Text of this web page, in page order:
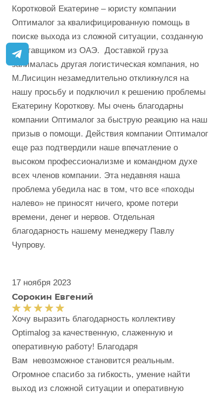
Коротковой Екатерине – юристу компании
Оптималог за квалифицированную помощь в
поиске выхода из сложной ситуации, созданную
Поставщиком из ОАЭ. Доставкой груза
занималась другая логистическая компания, но
М.Лисицин незамедлительно откликнулся на
нашу просьбу и подключил к решению проблемы
Екатерину Короткову. Мы очень благодарны
компании Оптималог за быструю реакцию на наш
призыв о помощи. Действия компании Оптималог
еще раз подтвердили наше впечатление о
высоком профессионализме и командном духе
всех членов компании. Эта недавняя наша
проблема убедила нас в том, что все «походы
налево» не приносят ничего, кроме потери
времени, денег и нервов. Отдельная
благодарность нашему менеджеру Павлу
Чупрову.
17 ноября 2023
Сорокин Евгений
Хочу выразить благодарность коллективу
Optimalog за качественную, слаженную и
оперативную работу! Благодаря
Вам невозможное становится реальным.
Огромное спасибо за гибкость, умение найти
выход из сложной ситуации и оперативную